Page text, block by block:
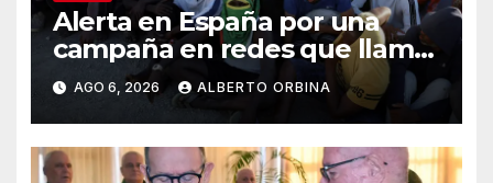
Alerta en España por una
campaña en redes que llama
a entrar de nuevo en Ceuta:
“Nos vemos todos el 15”
AGO 6, 2026 ALBERTO ORBINA